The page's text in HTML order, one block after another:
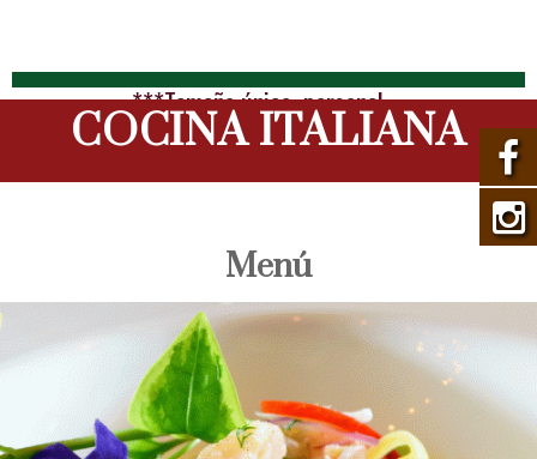
***Tamaño único personal
COCINA ITALIANA
Menú